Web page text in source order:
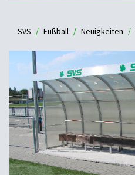
SVS Fußball Neuigkeiten